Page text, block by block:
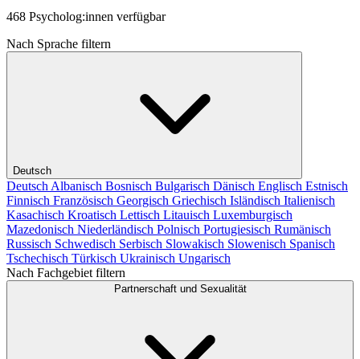
468 Psycholog:innen verfügbar
Nach Sprache filtern
Deutsch
Deutsch Albanisch Bosnisch Bulgarisch Dänisch Englisch Estnisch
Finnisch Französisch Georgisch Griechisch Isländisch Italienisch
Kasachisch Kroatisch Lettisch Litauisch Luxemburgisch
Mazedonisch Niederländisch Polnisch Portugiesisch Rumänisch
Russisch Schwedisch Serbisch Slowakisch Slowenisch Spanisch
Tschechisch Türkisch Ukrainisch Ungarisch
Nach Fachgebiet filtern
Partnerschaft und Sexualität